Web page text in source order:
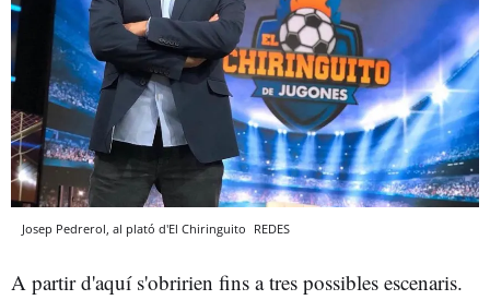
Josep Pedrerol, al plató d'El Chiringuito REDES
A partir d'aquí s'obririen fins a tres possibles escenaris.